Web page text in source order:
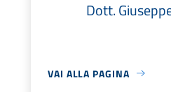
Dott.
VAI ALLA PAGINA